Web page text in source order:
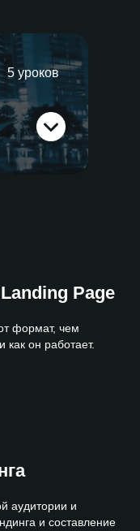
5 уроков
Page
формат, чем
как он работает.
аудитории и
и составление